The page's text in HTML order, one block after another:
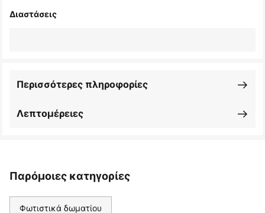
Διαστάσεις
Λεπτομέρειες
Περισσότερες πληροφορίες
Παρόμοιες κατηγορίες
Φωτιστικά δωματίου